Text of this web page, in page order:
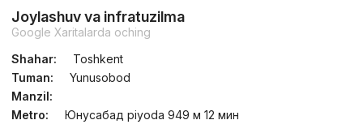
Joylashuv va infratuzilma
Google Xaritalarda oching
Shahar:
Toshkent
Tuman:
Yunusobod
Manzil:
Metro:
Юнусабад piyoda 949 м 12 мин